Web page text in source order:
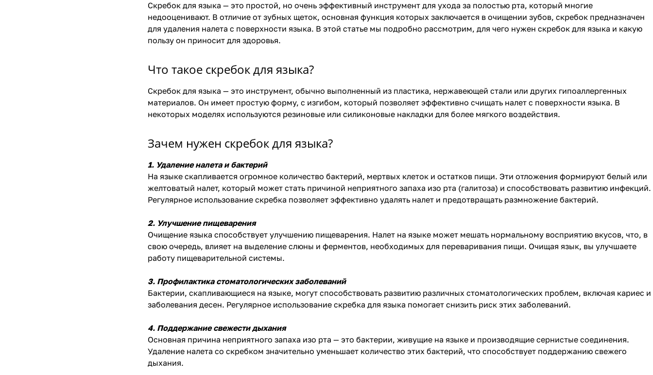
Скребок для языка — это простой, но очень эффективный инструмент для ухода за полостью рта, который многие
недооценивают. В отличие от зубных щеток, основная функция которых заключается в очищении зубов, скребок предназначен
для удаления налета с поверхности языка. В этой статье мы подробно рассмотрим, для чего нужен скребок для языка и какую
пользу он приносит для здоровья.
Что такое скребок для языка?
Скребок для языка — это инструмент, обычно выполненный из пластика, нержавеющей стали или других гипоаллергенных
материалов. Он имеет простую форму, с изгибом, который позволяет эффективно счищать налет с поверхности языка. В
некоторых моделях используются резиновые или силиконовые накладки для более мягкого воздействия.
Зачем нужен скребок для языка?
1. Удаление налета и бактерий
На языке скапливается огромное количество бактерий, мертвых клеток и остатков пищи. Эти отложения формируют белый или
желтоватый налет, который может стать причиной неприятного запаха изо рта (галитоза) и способствовать развитию инфекций.
Регулярное использование скребка позволяет эффективно удалять налет и предотвращать размножение бактерий.
2. Улучшение пищеварения
Очищение языка способствует улучшению пищеварения. Налет на языке может мешать нормальному восприятию вкусов, что, в
свою очередь, влияет на выделение слюны и ферментов, необходимых для переваривания пищи. Очищая язык, вы улучшаете
работу пищеварительной системы.
3. Профилактика стоматологических заболеваний
Бактерии, скапливающиеся на языке, могут способствовать развитию различных стоматологических проблем, включая кариес и
заболевания десен. Регулярное использование скребка для языка помогает снизить риск этих заболеваний.
4. Поддержание свежести дыхания
Основная причина неприятного запаха изо рта — это бактерии, живущие на языке и производящие сернистые соединения.
Удаление налета со скребком значительно уменьшает количество этих бактерий, что способствует поддержанию свежего
дыхания.